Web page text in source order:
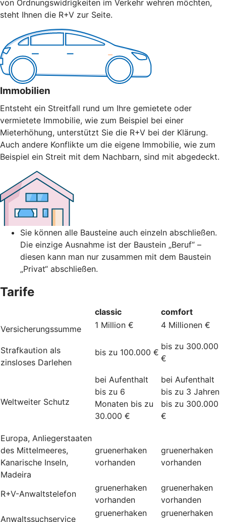
von Ordnungswidrigkeiten im Verkehr wehren möchten,
steht Ihnen die R+V zur Seite.
Immobilien
Entsteht ein Streitfall rund um Ihre gemietete oder
vermietete Immobilie, wie zum Beispiel bei einer
Mieterhöhung, unterstützt Sie die R+V bei der Klärung.
Auch andere Konflikte um die eigene Immobilie, wie zum
Beispiel ein Streit mit dem Nachbarn, sind mit abgedeckt.
Sie können alle Bausteine auch einzeln abschließen.
Die einzige Ausnahme ist der Baustein „Beruf“ –
diesen kann man nur zusammen mit dem Baustein
„Privat“ abschließen.
Tarife
classic
comfort
Versicherungssumme
1 Million € 4 Millionen €
Strafkaution als
zinsloses Darlehen
bis zu 100.000 €
bis zu 300.000
€
Weltweiter Schutz
bei Aufenthalt
bis zu 6
Monaten bis zu
30.000 €
bei Aufenthalt
bis zu 3 Jahren
bis zu 300.000
€
Europa, Anliegerstaaten
des Mittelmeeres,
Kanarische Inseln,
Madeira
gruenerhaken
vorhanden
gruenerhaken
vorhanden
R+V-Anwaltstelefon
gruenerhaken
vorhanden
gruenerhaken
vorhanden
Anwaltssuchservice
gruenerhaken
gruenerhaken